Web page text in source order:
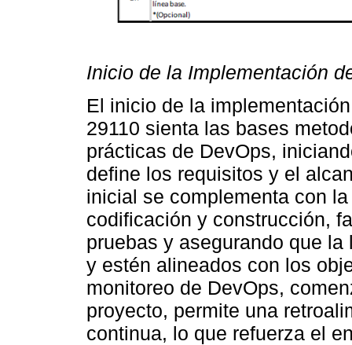
Inicio de la Implementación
El inicio de la
29110 sienta las bases
prácticas de DevOps,
define los requisitos y el
inicial se complementa con
codificación y construcción,
pruebas y asegurando que
y estén alineados con los
monitoreo de DevOps,
proyecto, permite una
continua, lo que refuerza el